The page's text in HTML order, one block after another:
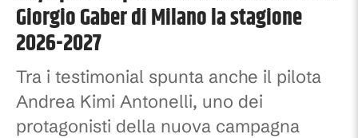
Giorgio Gaber di Milano la stagione
2026-2027
Tra i testimonial spunta anche il pilota
Andrea Kimi Antonelli, uno dei
protagonisti della nuova campagna